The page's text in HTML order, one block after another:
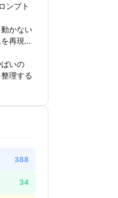
ンプト
かない
再現で
いの
理する
388
34